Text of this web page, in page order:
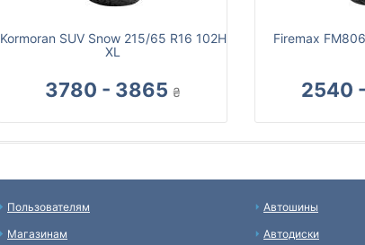
Kormoran SUV Snow 215/65 R16 102H
XL
3780 - 3865 ₴
Firemax
2540
Пользователям
Магазинам
Автошины
Автодиски